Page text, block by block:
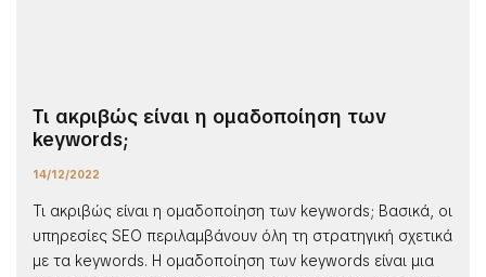
Τι ακριβώς είναι η ομαδοποίηση των
keywords;
14/12/2022
Τι ακριβώς είναι η ομαδοποίηση των keywords; Βασικά, οι
υπηρεσίες SEO περιλαμβάνουν όλη τη στρατηγική σχετικά
με τα keywords. Η ομαδοποίηση των keywords είναι μια